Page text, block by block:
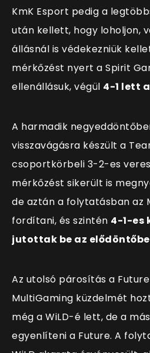
KmK Esport pedig a
után kellett, hogy loholjon,
állásnál is védekezniük
mérkőzést nyert a Spirit
ellenállásuk, végül 4-1 lett
A harmadik
visszavágásra készült a
csoportkörbeli 3-2-es
mérkőzést sikerült is
de aztán a folytatásban az
fordítani, és szintén 4-1-es
jutottak be az
Az utolsó párosítás a
MultiGaming küzdelmét
még a WiLD-é lett, de a
egyenlíteni a Future. A